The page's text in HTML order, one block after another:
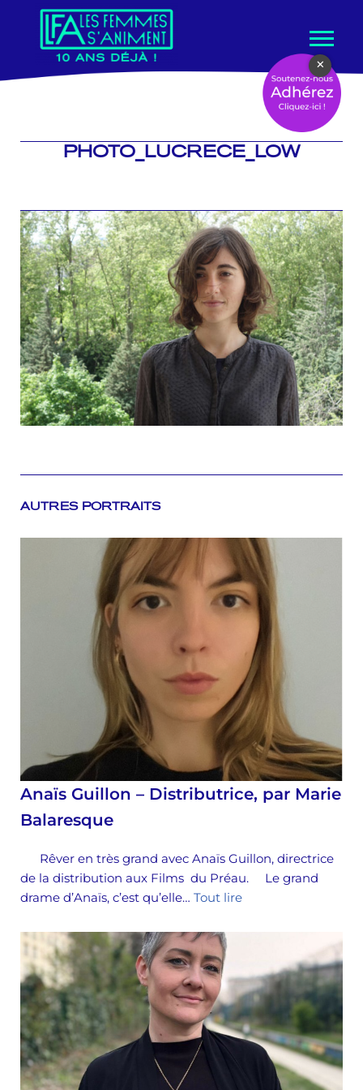
contenu
PHOTO_LUCRECE_LOW
AUTRES PORTRAITS
Anaïs Guillon – Distributrice, par Marie
Balaresque
Rêver en très grand avec Anaïs Guillon, directrice
de la distribution aux Films du Préau. Le grand
drame d’Anaïs, c’est qu’elle… Tout lire
×